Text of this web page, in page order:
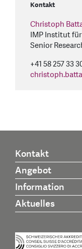
Kontakt
Christoph
IMP Institut
Senior
+41 58 257 33
Kontakt
Angebot
Information
Aktuelles